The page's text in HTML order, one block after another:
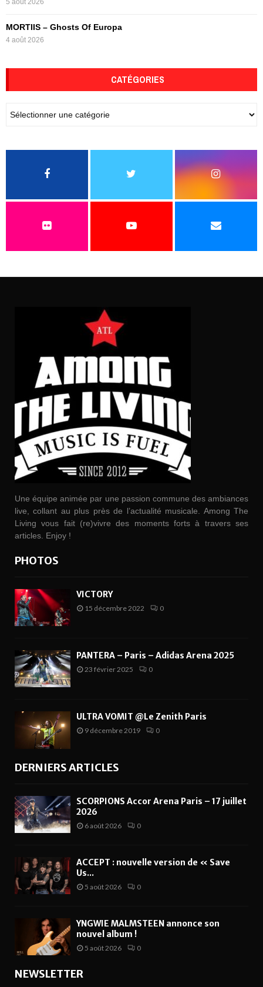
MORTIIS – Ghosts Of Europa
4 août 2026
CATÉGORIES
Une équipe animée par une passion commune des ambiances
live, collant au plus près de l’actualité musicale. Among The
Living vous fait (re)vivre des moments forts à travers ses
articles. Enjoy !
PHOTOS
VICTORY
15 décembre 2022 0
PANTERA – Paris – Adidas Arena 2025
23 février 2025 0
ULTRA VOMIT @Le Zenith Paris
9 décembre 2019 0
DERNIERS ARTICLES
SCORPIONS Accor Arena Paris – 17 juillet
2026
6 août 2026 0
ACCEPT : nouvelle version de « Save
Us...
5 août 2026 0
YNGWIE MALMSTEEN annonce son
nouvel album !
5 août 2026 0
NEWSLETTER